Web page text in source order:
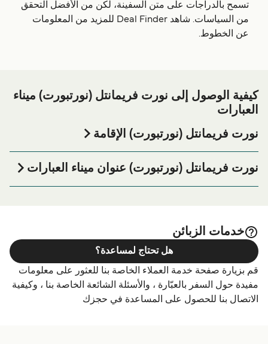
تسمح بالدراجات على متن السفينة، لكن من الأفضل التحقق
من السياسات. شاهد Deal Finder للمزيد من المعلومات
عن الخطوط.
كيفية الوصول إلى نورت فريمانتل (نورتبورت) ميناء
العبارات
نورت فريمانتل (نورتبورت) الإقامة
إذا كنت ترغب في قضاء ليلة في أو بالقرب من نورت فريمانتل
(نورتبورت) ميناء العبارة قبل أو بعد رحلتك أو إذا كنت تبحث عن
أماكن السكن لإقامتك بالكامل، يرجى زيارة موقعنا على
نورت فريمانتل (نورتبورت) عنوان ميناء العبارات
خدمات الزبائن
قم بزيارة صفحة خدمة العملاء الخاصة بنا للعثور على معلومات
مفيدة حول السفر بالعبّارة ، والأسئلة الشائعة الخاصة بنا ، وكيفية
الاتصال بنا للحصول على المساعدة في حجزك
هل تحتاج لمساعدة؟